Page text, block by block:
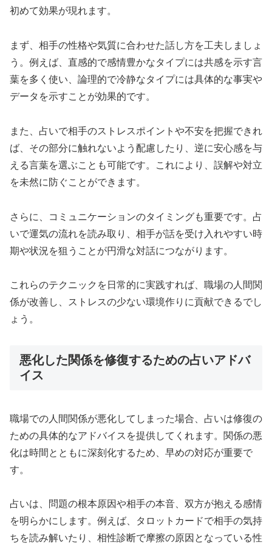
初めて効果が現れます。
まず、相手の性格や気質に合わせた話し方を工夫しましょ
う。例えば、直感的で感情豊かなタイプには共感を示す言
葉を多く使い、論理的で冷静なタイプには具体的な事実や
データを示すことが効果的です。
また、占いで相手のストレスポイントや不安を把握できれ
ば、その部分に触れないよう配慮したり、逆に安心感を与
える言葉を選ぶことも可能です。これにより、誤解や対立
を未然に防ぐことができます。
さらに、コミュニケーションのタイミングも重要です。占
いで運気の流れを読み取り、相手が話を受け入れやすい時
期や状況を狙うことが円滑な対話につながります。
これらのテクニックを日常的に実践すれば、職場の人間関
係が改善し、ストレスの少ない環境作りに貢献できるでし
ょう。
悪化した関係を修復するための占いアドバ
イス
職場での人間関係が悪化してしまった場合、占いは修復の
ための具体的なアドバイスを提供してくれます。関係の悪
化は時間とともに深刻化するため、早めの対応が重要で
す。
占いは、問題の根本原因や相手の本音、双方が抱える感情
を明らかにします。例えば、タロットカードで相手の気持
ちを読み解いたり、相性診断で摩擦の原因となっている性